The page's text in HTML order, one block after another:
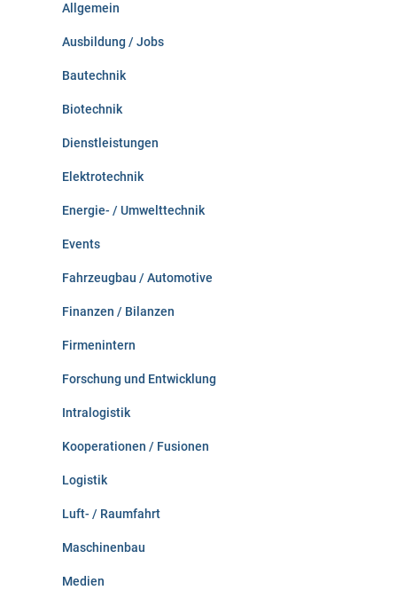
Allgemein
Ausbildung / Jobs
Bautechnik
Biotechnik
Dienstleistungen
Elektrotechnik
Energie- / Umwelttechnik
Events
Fahrzeugbau / Automotive
Finanzen / Bilanzen
Firmenintern
Forschung und Entwicklung
Intralogistik
Kooperationen / Fusionen
Logistik
Luft- / Raumfahrt
Maschinenbau
Medien